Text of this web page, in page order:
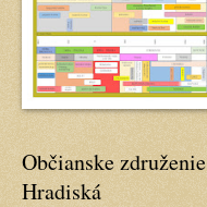
Občianske združenie
Hradiská